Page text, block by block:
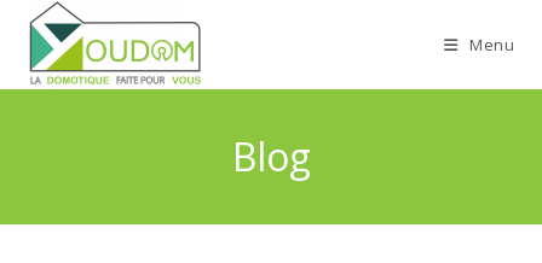
Menu
Blog